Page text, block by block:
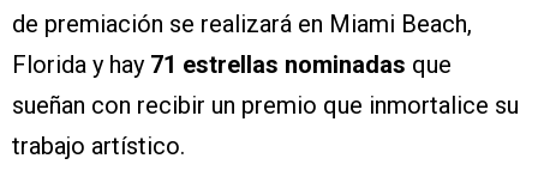
de premiación se realizará en Miami Beach,
Florida y hay 71 estrellas nominadas que
sueñan con recibir un premio que inmortalice su
trabajo artístico.